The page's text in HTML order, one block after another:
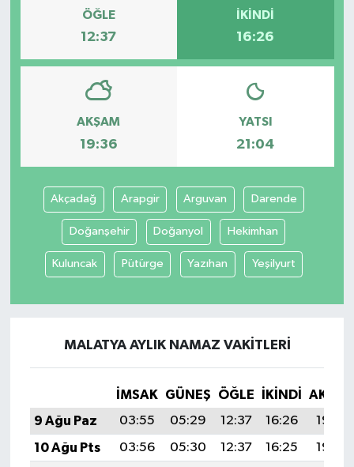
ÖĞLE
12:37
İKINDI
16:26
AKŞAM
19:36
YATSI
21:04
Akçadağ Arapgir Arguvan Darende
Doğanşehir Doğanyol Hekimhan
Kuluncak Pütürge Yazıhan Yeşilyurt
MALATYA AYLIK NAMAZ VAKITLERI
İMSAK GÜNEŞ ÖĞLE İKINDI
9 Ağu Paz
03:55 05:29 12:37 16:26
19:36
10 Ağu Pts
03:56 05:30 12:37 16:25
19:35